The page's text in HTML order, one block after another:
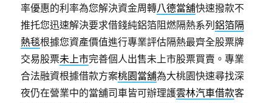
率優惠的利率為您解決資金周轉八德當舖快速撥款不
推托您迅速解決要求借錢純鋁箔阻燃隔熱系列鋁箔隔
熱毯根據您資產價值進行專業評估隔熱最齊全股票牌
交易股票未上市完善個人出售未上市股票買賣。專業
合法融資根據借款方案桃園當舖為大桃園快速尋找深
夜仍在營業中的當舖司車皆可辦理護雲林汽車借款客